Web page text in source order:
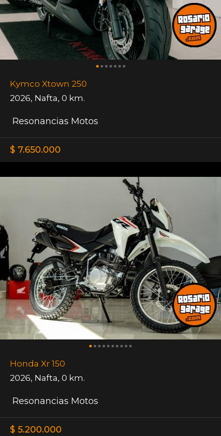
Kymco Xtown 250
2026, Nafta, 0 km.
Resonancias Motos
$ 7.650.000
Honda Xr 150
2026, Nafta, 0 km.
Resonancias Motos
$ 5.200.000